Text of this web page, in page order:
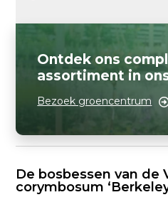
Ontdek ons
assortiment in
Bezoek groencentrum
De bosbessen van de
corymbosum